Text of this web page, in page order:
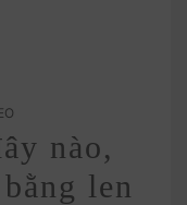
nào,
len